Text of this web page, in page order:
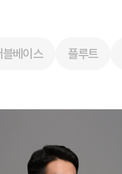
블베이스 플루트